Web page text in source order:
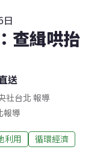
日
查緝哄抬
送
社台北 報導
報導
利用 循環經濟